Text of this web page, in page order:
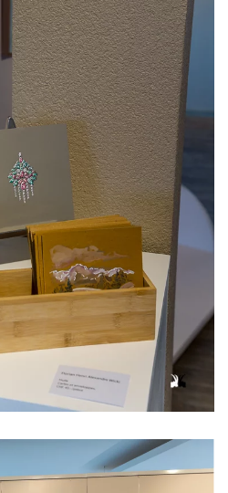
l'image